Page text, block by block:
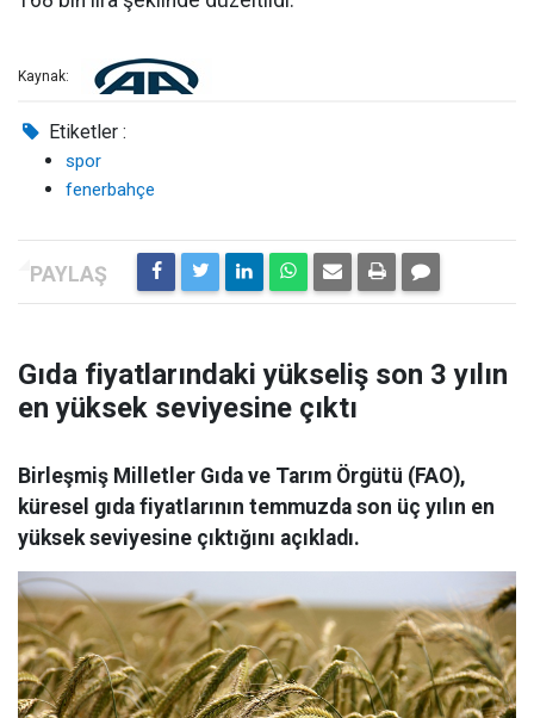
Kaynak:
Etiketler :
spor
fenerbahçe
Gıda fiyatlarındaki yükseliş son 3 yılın
en yüksek seviyesine çıktı
Birleşmiş Milletler Gıda ve Tarım Örgütü (FAO),
küresel gıda fiyatlarının temmuzda son üç yılın en
yüksek seviyesine çıktığını açıkladı.